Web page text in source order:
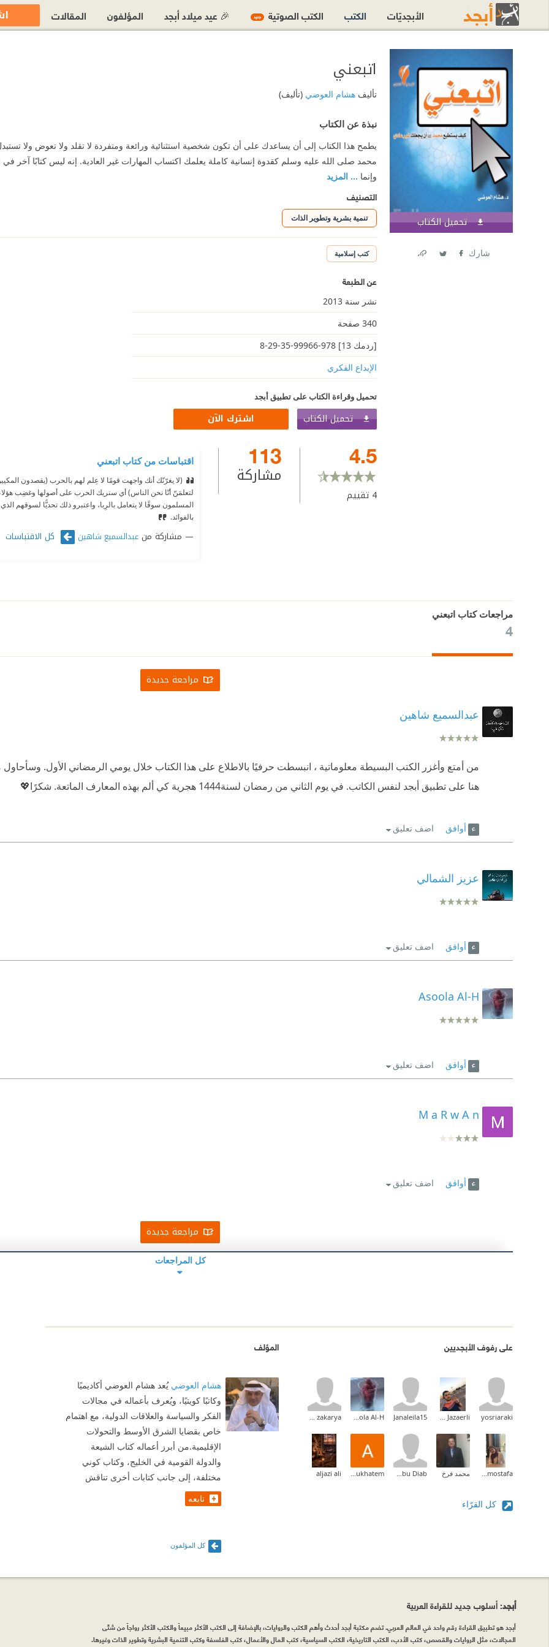
تحميل الكتاب اشترك الآن
شارك
اتبعني
تأليفهشام العوضي(تأليف)
نبذة عن الكتاب
يطمح هذا الكتاب إلى أن يساعدك على أن تكون شخصية استثنائية ورائعة ومتفردة لا تقلد ولا تعوض ولا
محمد صلى الله عليه وسلم كقدوة إنسانية كاملة يعلمك اكتساب المهارات غير العادية. إنه ليس كتابًا آخر في
وإنما ... المزيد
التصنيف
تنمية بشرية وتطوير الذات
كتب إسلامية
عن الطبعة
نشر سنة 2013
340 صفحة
[ردمك 13] 978-99966-35-29-8
الإبداع الفكري
تحميل وقراءة الكتاب على تطبيق أبجد
تحميل الكتاب اشترك الآن
4.5
4 تقييم
113
مشاركة
اقتباسات من كتاب اتبعني
(لا يغرّنّك أنك واجهت قومًا لا عِلم لهم بالحرب (يقصدون
لتعلمَنّ أنّا نحن الناس) أي سنريك الحرب على أصولها وغضِب
المسلمون سوقًا لا يتعامل بالرِبا، واعتبرو ذلك تحديًّا لسوقهم
بالفوائد.
مشاركة منعبدالسميع شاهين كل الاقتباسات
مراجعات كتاب اتبعني
4
مراجعة جديدة
عبدالسميع شاهين
من أمتع وأغزر الكتب البسيطة معلوماتية ، انبسطت حرفيًا بالاطلاع على هذا الكتاب خلال يومي الرمضاني الأول. وسأحاول
هنا على تطبيق أبجد لنفس الكاتب. في يوم الثاني من رمضان لسنة1444 هجرية كي ألم بهذه المعارف الماتعة. شكرًا💖
أوافق اضف تعليق
عزيز الشمالي
أوافق اضف تعليق
Asoola Al-H
أوافق اضف تعليق
M a R w A n
أوافق اضف تعليق
مراجعة جديدة
كل المراجعات
على رفوف الأبجديين
yosriaraki Abdullah Jazaerli (عبدالله جزائرلي) Janaleila15
Asoola Al-H
Asmaa zakarya
Linamostafa-لينة مصطفى محمد فرخ Diab Abu Diab
Amira Boukhatem
aljazi ali
كل القرّاء
المؤلف
هشام العوضي يُعد هشام العوضي أكاديميًا
وكاتبًا كويتيًا، ويُعرف بأعماله في مجالات
الفكر والسياسة والعلاقات الدولية، مع اهتمام
خاص بقضايا الشرق الأوسط والتحولات
الإقليمية.من أبرز أعماله كتاب الشيعة
والدولة القومية في الخليج، وكتاب كوني
مختلفة، إلى جانب كتابات أخرى تناقش
تابعه
كل المؤلفون
الأبجديّات الكتب الكتب الصوتية جديد 🎉 عيد ميلاد أبجد المؤلفون المقالات
أبجد: أسلوب جديد للقراءة العربية
أبجد هو تطبيق القراءة رقم واحد في العالم العربي. تضم مكتبة أبجد أحدث وأهم الكتب والروايات، بالإضافة إلى الكتب الأكثر مبيعاً والكتب الأكثر رواجاً من شتّى
المجالات، مثل الروايات والقصص، كتب الأدب، الكتب التاريخية، الكتب السياسية، كتب المال والأعمال، كتب الفلسفة وكتب التنمية البشرية وتطوير الذات وغيرها.